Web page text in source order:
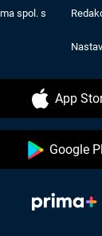
spol. s
App
Google